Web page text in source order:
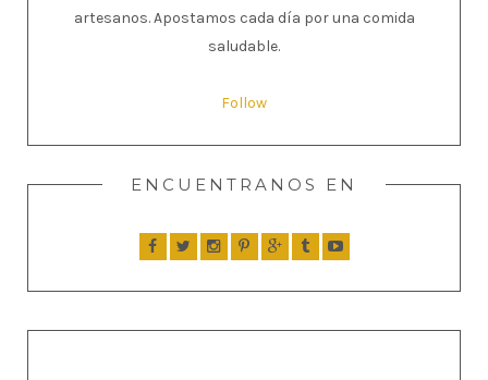
artesanos. Apostamos cada día por una comida
saludable.
Follow
ENCUENTRANOS EN